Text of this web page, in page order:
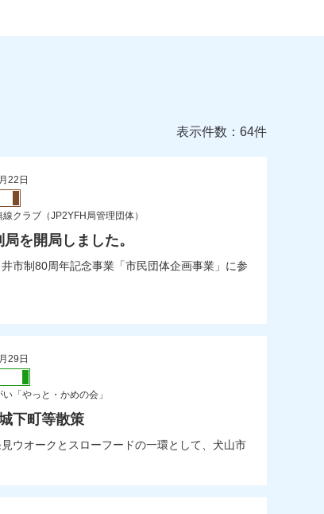
表示件数：64件
22日
クラブ（JP2YFH局管理団体）
を開局しました。
市制80周年記念事業「市民団体企画事業」に参
29日
「やっと・かめの会」
下町等散策
ウオークとスローフードの一環として、犬山市